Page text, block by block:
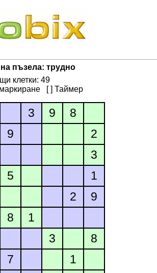
пъзела: трудно
клетки: 49
[ ] Таймер
3 9
8
9
2
3
5
1
2
9
8
1
3
8
7
1